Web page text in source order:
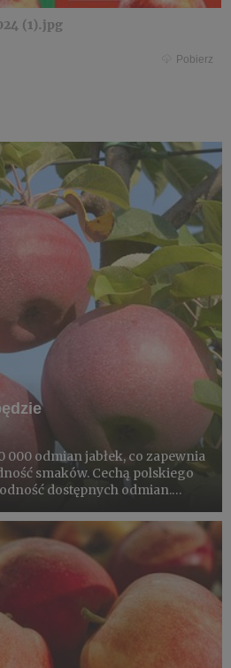
(1).jpg
Pobierz
000 odmian jabłek, co zapewnia
smaków. Cechą polskiego
dostępnych odmian.
Mimo to, ich spożycie w